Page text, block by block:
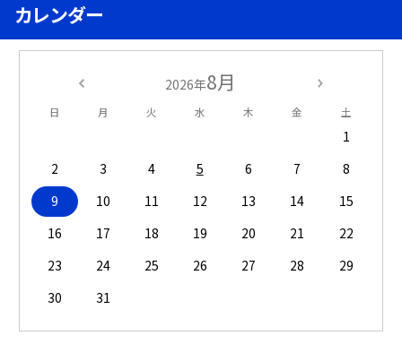
カレンダー
2026年8月
日 月 火 水 木 金 土
1
2
3 4 5 6 7
8
9
10 11 12 13 14
15
16
17 18 19 20 21
22
23
24 25 26 27 28
29
30
31